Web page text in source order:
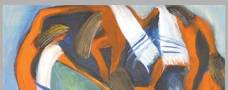
היהדות הרפורמית: הגות, תרבות וחברה ... 0